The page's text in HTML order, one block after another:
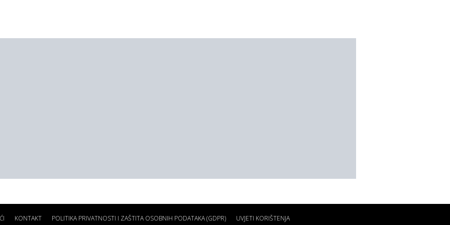
KONTAKT POLITIKA PRIVATNOSTI I ZAŠTITA OSOBNIH PODATAKA (GDPR) UVJETI KORIŠTENJA